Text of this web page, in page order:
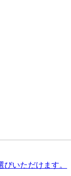
いただけます。